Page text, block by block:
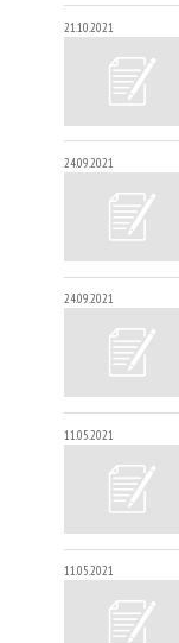
21.10.2021
24.09.2021
24.09.2021
11.05.2021
11.05.2021